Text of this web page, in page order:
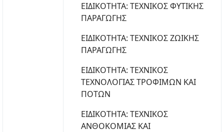
ΕΙΔΙΚΟΤΗΤΑ: ΤΕΧΝΙΚΟΣ ΦΥΤΙΚΗΣ
ΠΑΡΑΓΩΓΗΣ
ΕΙΔΙΚΟΤΗΤΑ: ΤΕΧΝΙΚΟΣ ΖΩΙΚΗΣ
ΠΑΡΑΓΩΓΗΣ
ΕΙΔΙΚΟΤΗΤΑ: ΤΕΧΝΙΚΟΣ
ΤΕΧΝΟΛΟΓΙΑΣ ΤΡΟΦΙΜΩΝ ΚΑΙ
ΠΟΤΩΝ
ΕΙΔΙΚΟΤΗΤΑ: ΤΕΧΝΙΚΟΣ
ΑΝΘΟΚΟΜΙΑΣ ΚΑΙ